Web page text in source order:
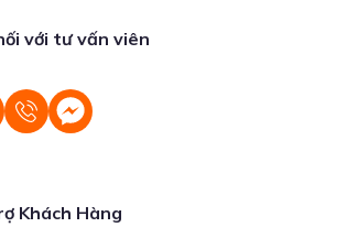
với tư vấn viên
Khách Hàng